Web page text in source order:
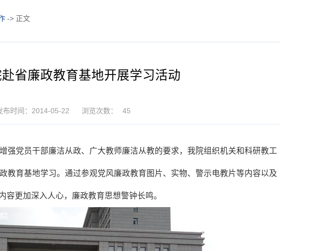
-> 正文
省廉政教育基地开展学习活动
布时间：2014-05-22 浏览次数： 45
强党员干部廉洁从政、广大教师廉洁从教的要求，我院组织机关和科研教工
教育基地学习。通过参观党风廉政教育图片、实物、警示电教片等内容以及
更加深入人心，廉政教育思想警钟长鸣。